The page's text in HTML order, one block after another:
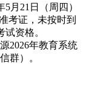
月21日（周四）
考证，未按时到
资格。
2026年教育系统
群）。